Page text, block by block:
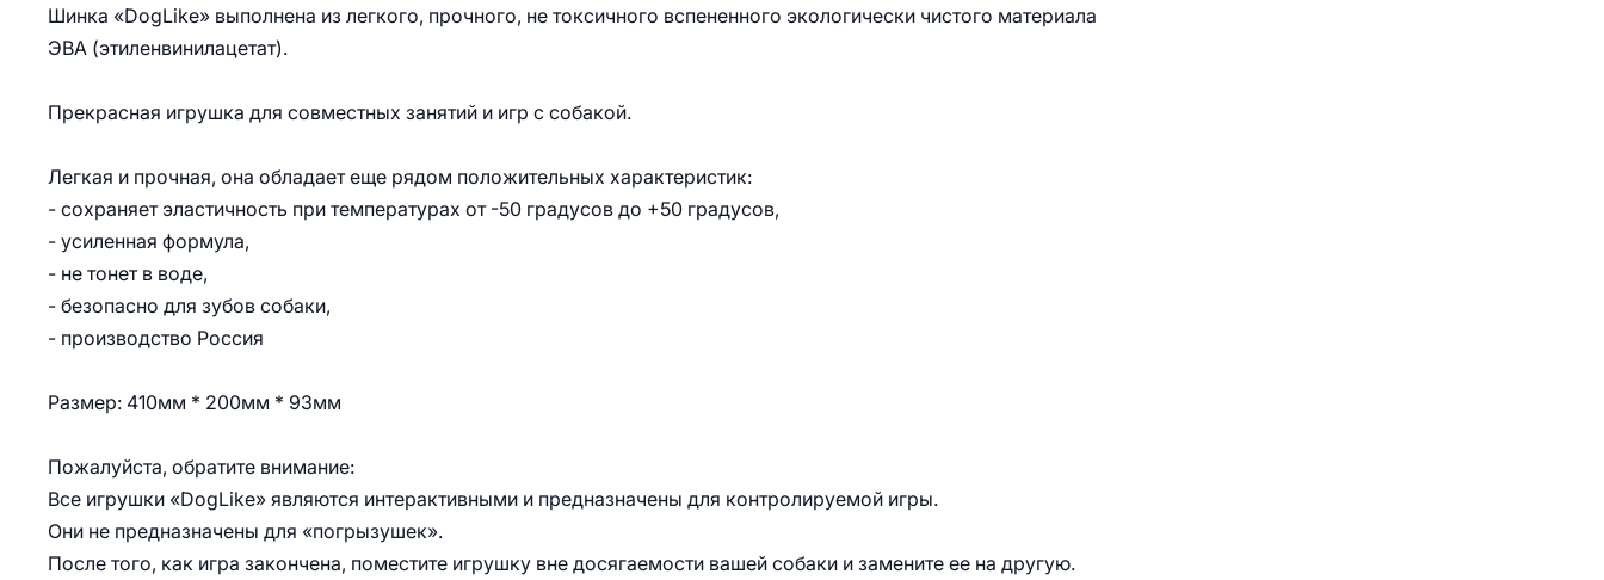
Шинка «DogLike» выполнена из легкого, прочного, не токсичного вспененного экологически чистого материала
ЭВА (этиленвинилацетат).
Прекрасная игрушка для совместных занятий и игр с собакой.
Легкая и прочная, она обладает еще рядом положительных характеристик:
- сохраняет эластичность при температурах от -50 градусов до +50 градусов,
- усиленная формула,
- не тонет в воде,
- безопасно для зубов собаки,
- производство Россия
Размер: 410мм * 200мм * 93мм
Пожалуйста, обратите внимание:
Все игрушки «DogLike» являются интерактивными и предназначены для контролируемой игры.
Они не предназначены для «погрызушек».
После того, как игра закончена, поместите игрушку вне досягаемости вашей собаки и замените ее на другую.